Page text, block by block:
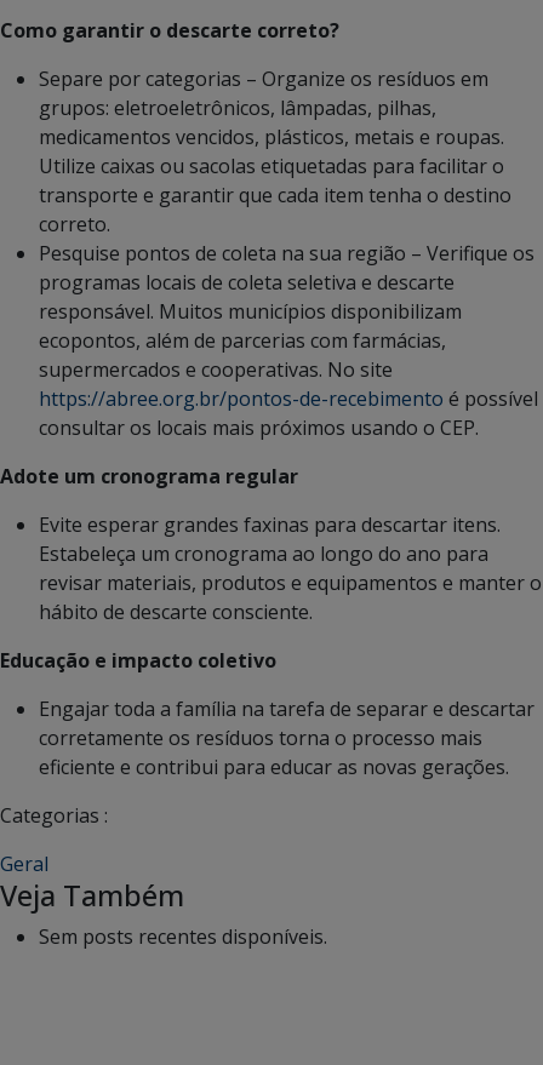
Como garantir o descarte correto?
Separe por categorias – Organize os resíduos em
grupos: eletroeletrônicos, lâmpadas, pilhas,
medicamentos vencidos, plásticos, metais e roupas.
Utilize caixas ou sacolas etiquetadas para facilitar o
transporte e garantir que cada item tenha o destino
correto.
Pesquise pontos de coleta na sua região – Verifique os
programas locais de coleta seletiva e descarte
responsável. Muitos municípios disponibilizam
ecopontos, além de parcerias com farmácias,
supermercados e cooperativas. No site
https://abree.org.br/pontos-de-recebimento é possível
consultar os locais mais próximos usando o CEP.
Adote um cronograma regular
Evite esperar grandes faxinas para descartar itens.
Estabeleça um cronograma ao longo do ano para
revisar materiais, produtos e equipamentos e manter o
hábito de descarte consciente.
Educação e impacto coletivo
Engajar toda a família na tarefa de separar e descartar
corretamente os resíduos torna o processo mais
eficiente e contribui para educar as novas gerações.
Categorias :
Geral
Veja Também
Sem posts recentes disponíveis.